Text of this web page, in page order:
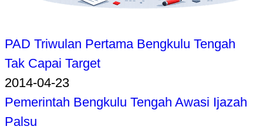
PAD Triwulan Pertama Bengkulu Tengah
Tak Capai Target
2014-04-23
Pemerintah Bengkulu Tengah Awasi Ijazah
Palsu